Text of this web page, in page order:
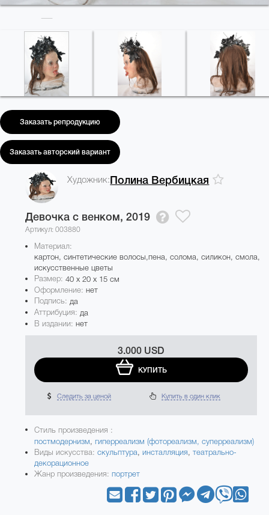
Заказать репродукцию
Заказать авторский вариант
Художник:Полина Вербицкая
Девочка с венком, 2019
Артикул: 003880
Материал:
картон, синтетические волосы,пена, солома, силикон, смола,
искусственные цветы
Размер: 40 x 20 x 15 см
Оформление:нет
Подпись: да
Аттрибуция: да
В издании:нет
3.000 USD
КУПИТЬ
Следить за ценой Купить в один клик
Стиль произведения :
постмодернизм,гиперреализм (фотореализм, суперреализм)
Виды искусства:скульптура,инсталляция,театрально-
декорационное
Жанр произведения: портрет